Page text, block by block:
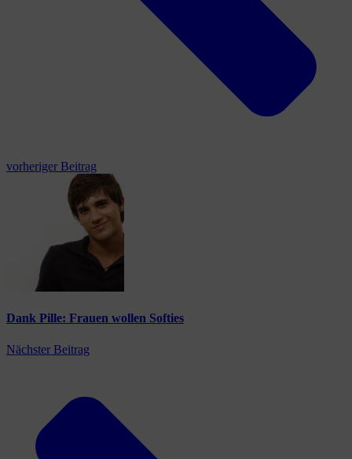
vorheriger Beitrag
Dank Pille: Frauen wollen Softies
Nächster Beitrag